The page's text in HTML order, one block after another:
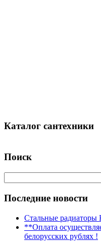
Каталог сантехники
Поиск
Последние новости
Стальные радиаторы
**Оплата
белорусских рублях !